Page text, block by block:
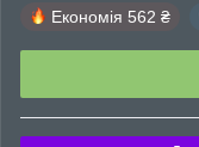
Економія 562 ₴